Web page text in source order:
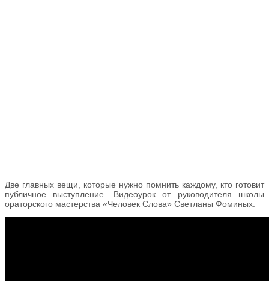
Две главных вещи, которые нужно помнить каждому, кто готовит
публичное выступление. Видеоурок от руководителя школы
ораторского мастерства «Человек Слова» Светланы Фоминых.